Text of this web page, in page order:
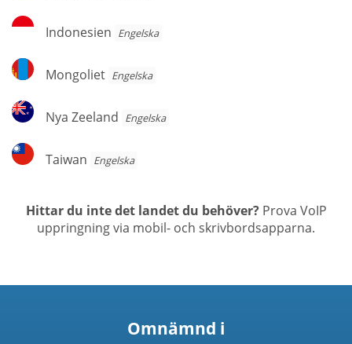
Indonesien
Indonesien Engelska
Mongoliet
Mongoliet Engelska
Nya
Zeeland
Nya Zeeland Engelska
Taiwan
Taiwan Engelska
Hittar du inte det landet du behöver?Prova VoIP
uppringning via mobil- och skrivbordsapparna.
Omnämnd i